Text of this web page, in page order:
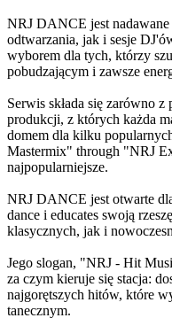
NRJ DANCE jest
odtwarzania, jak i sesje
wyborem dla tych, którzy
pobudzającym i zawsze
Serwis składa się zarówno
produkcji, z których każda
domem dla kilku
Mastermix" through "NRJ
najpopularniejsze.
NRJ DANCE jest otwarte
dance i educates swoją
klasycznych, jak i
Jego slogan, "NRJ - Hit
za czym kieruje się stacja:
najgorętszych hitów, które
tanecznym.